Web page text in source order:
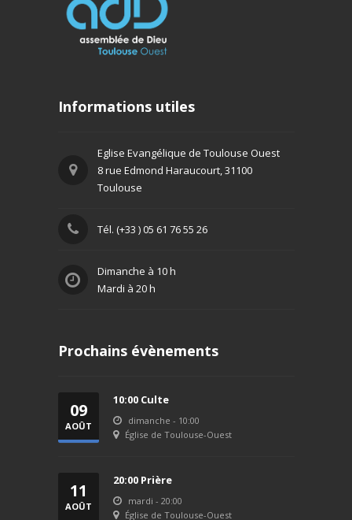
Informations utiles
Eglise Evangélique de Toulouse Ouest
8 rue Edmond Haraucourt, 31100
Toulouse
Tél. (+33 ) 05 61 76 55 26
Dimanche à 10 h
Mardi à 20 h
Prochains évènements
09
AOÛT
10:00 Culte
dimanche - 10:00
Église de Toulouse-Ouest
11
AOÛT
20:00 Prière
mardi - 20:00
Église de Toulouse-Ouest